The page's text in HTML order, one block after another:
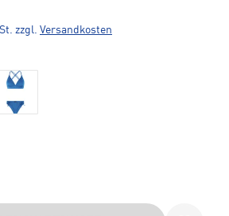
zzgl. Versandkosten